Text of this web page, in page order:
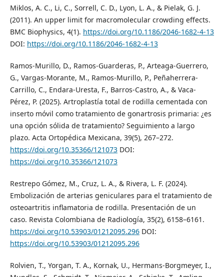
Miklos, A. C., Li, C., Sorrell, C. D., Lyon, L. A., & Pielak, G. J.
(2011). An upper limit for macromolecular crowding effects.
BMC Biophysics, 4(1). https://doi.org/10.1186/2046-1682-4-13
DOI: https://doi.org/10.1186/2046-1682-4-13
Ramos-Murillo, D., Ramos-Guarderas, P., Arteaga-Guerrero,
G., Vargas-Morante, M., Ramos-Murillo, P., Peñaherrera-
Carrillo, C., Endara-Uresta, F., Barros-Castro, A., & Vaca-
Pérez, P. (2025). Artroplastía total de rodilla cementada con
inserto móvil como tratamiento de gonartrosis primaria: ¿es
una opción sólida de tratamiento? Seguimiento a largo
plazo. Acta Ortopédica Mexicana, 39(5), 267–272.
https://doi.org/10.35366/121073DOI:
https://doi.org/10.35366/121073
Restrepo Gómez, M., Cruz, L. A., & Rivera, L. F. (2024).
Embolización de arterias geniculares para el tratamiento de
osteoartritis inflamatoria de rodilla. Presentación de un
caso. Revista Colombiana de Radiología, 35(2), 6158–6161.
https://doi.org/10.53903/01212095.296DOI:
https://doi.org/10.53903/01212095.296
Rolvien, T., Yorgan, T. A., Kornak, U., Hermans-Borgmeyer, I.,